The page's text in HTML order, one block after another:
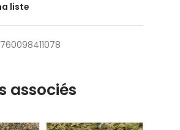
liste
associés